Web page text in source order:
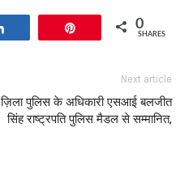
0
SHARES
Next article
ज़िला पुलिस के अधिकारी एसआई बलजीत
सिंह राष्ट्रपति पुलिस मैडल से सम्मानित,